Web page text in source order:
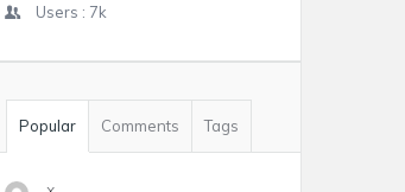
Users : 7k
Popular Comments Tags